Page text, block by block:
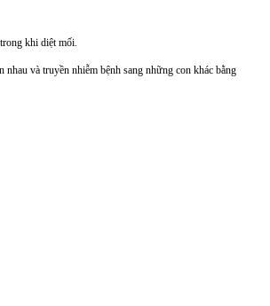
khi diệt mối.
và truyền nhiễm bệnh sang những con khác bằng